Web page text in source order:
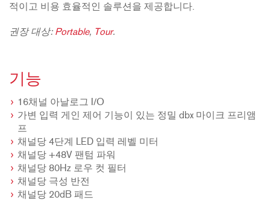
적이고 비용 효율적인 솔루션을 제공합니다.
권장 대상: Portable, Tour.
기능
16채널 아날로그 I/O
가변 입력 게인 제어 기능이 있는 정밀 dbx 마이크 프리앰
프
채널당 4단계 LED 입력 레벨 미터
채널당 +48V 팬텀 파워
채널당 80Hz 로우 컷 필터
채널당 극성 반전
채널당 20dB 패드